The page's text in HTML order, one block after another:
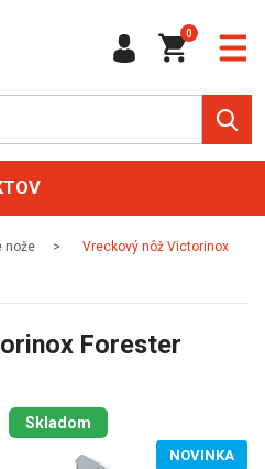
0
nože
Vreckový nôž Victorinox
Forester
Skladom
NOVINKA